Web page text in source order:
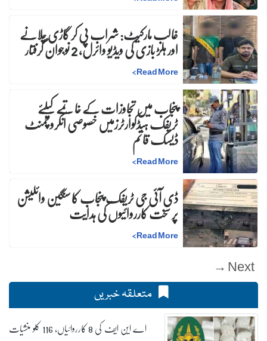
غالب مارکیٹ: شراب پی کر گاڑی چلانے
اور ہلڑ بازی کی ویڈیو وائرل، 2 نوجوان گرفتار
Read More
>
پنجاب میں تجاوزات کے خاتمے کیلئے
ٹریفک ہیڈکوارٹرزمیں خصوصی انکروچمنٹ
ڈیسک قائم
Read More
>
ڈی آئی جی ٹریفک پنجاب کا سنگین وائلیشن
پر سخت کارروائیوں کی ہدایت
Read More
>
Next →
متعلقہ خبریں
اے این ایف کی 8 کارروائیاں، 116 کلو منشیات